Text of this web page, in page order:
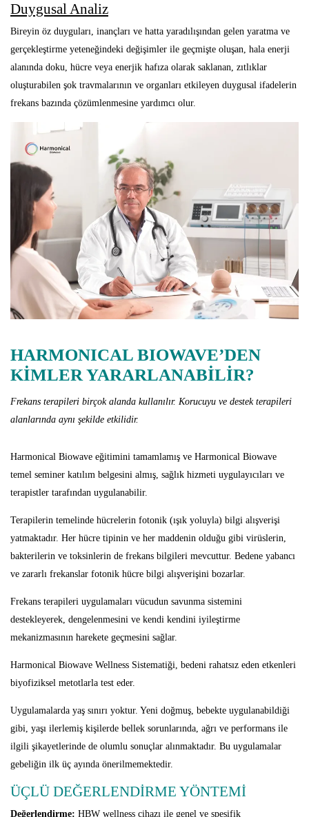
Duygusal Analiz
Bireyin öz duyguları, inançları ve hatta yaradılışından gelen yaratma ve
gerçekleştirme yeteneğindeki değişimler ile geçmişte oluşan, hala enerji
alanında doku, hücre veya enerjik hafıza olarak saklanan, zıtlıklar
oluşturabilen şok travmalarının ve organları etkileyen duygusal ifadelerin
frekans bazında çözümlenmesine yardımcı olur.
HARMONICAL BIOWAVE’DEN
KİMLER YARARLANABİLİR?
Frekans terapileri birçok alanda kullanılır. Korucuyu ve destek terapileri
alanlarında aynı şekilde etkilidir.
Harmonical Biowave eğitimini tamamlamış ve Harmonical Biowave
temel seminer katılım belgesini almış, sağlık hizmeti uygulayıcıları ve
terapistler tarafından uygulanabilir.
Terapilerin temelinde hücrelerin fotonik (ışık yoluyla) bilgi alışverişi
yatmaktadır. Her hücre tipinin ve her maddenin olduğu gibi virüslerin,
bakterilerin ve toksinlerin de frekans bilgileri mevcuttur. Bedene yabancı
ve zararlı frekanslar fotonik hücre bilgi alışverişini bozarlar.
Frekans terapileri uygulamaları vücudun savunma sistemini
destekleyerek, dengelenmesini ve kendi kendini iyileştirme
mekanizmasının harekete geçmesini sağlar.
Harmonical Biowave Wellness Sistematiği, bedeni rahatsız eden etkenleri
biyofiziksel metotlarla test eder.
Uygulamalarda yaş sınırı yoktur. Yeni doğmuş, bebekte uygulanabildiği
gibi, yaşı ilerlemiş kişilerde bellek sorunlarında, ağrı ve performans ile
ilgili şikayetlerinde de olumlu sonuçlar alınmaktadır. Bu uygulamalar
gebeliğin ilk üç ayında önerilmemektedir.
ÜÇLÜ DEĞERLENDİRME YÖNTEMİ
Değerlendirme: HBW wellness cihazı ile genel ve spesifik